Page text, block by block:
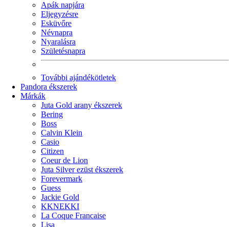
Apák napjára
Eljegyzésre
Esküvőre
Névnapra
Nyaralásra
Születésnapra
További ajándékötletek
Pandora ékszerek
Márkák
Juta Gold arany ékszerek
Bering
Boss
Calvin Klein
Casio
Citizen
Coeur de Lion
Juta Silver ezüst ékszerek
Forevermark
Guess
Jackie Gold
KKNEKKI
La Coque Francaise
Lisa